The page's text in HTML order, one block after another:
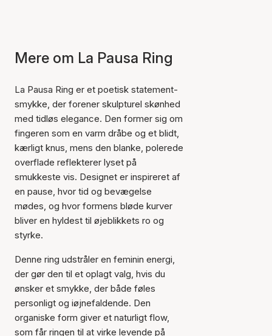
Mere om La Pausa Ring
La Pausa Ring er et poetisk statement-
smykke, der forener skulpturel skønhed
med tidløs elegance. Den former sig om
fingeren som en varm dråbe og et blidt,
kærligt knus, mens den blanke, polerede
overflade reflekterer lyset på
smukkeste vis. Designet er inspireret af
en pause, hvor tid og bevægelse
mødes, og hvor formens bløde kurver
bliver en hyldest til øjeblikkets ro og
styrke.
Denne ring udstråler en feminin energi,
der gør den til et oplagt valg, hvis du
ønsker et smykke, der både føles
personligt og iøjnefaldende. Den
organiske form giver et naturligt flow,
som får ringen til at virke levende på